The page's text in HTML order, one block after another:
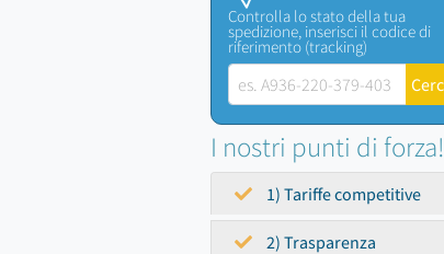
Controlla lo stato della tua
spedizione, inserisci il codice di
riferimento (tracking)
I nostri punti di forza!
1) Tariffe competitive
2) Trasparenza